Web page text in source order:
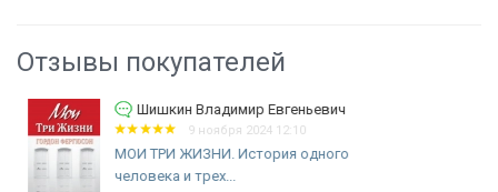
Отзывы покупателей
Шишкин Владимир Евгеньевич
9 ноября 2024 12:10
МОИ ТРИ ЖИЗНИ. История одного
человека и трех...